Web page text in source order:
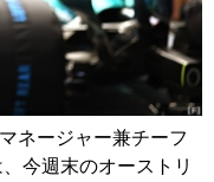
ネージャー兼チーフ
今週末のオーストリ